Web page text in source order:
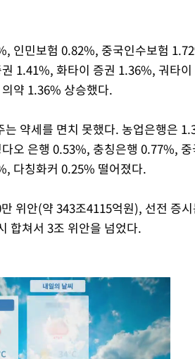
인민보험 0.82%, 중국인수보험
1.41%, 화타이 증권 1.36%, 궈타
약 1.36% 상승했다.
약세를 면치 못했다. 농업은행은
오 은행 0.53%, 충칭은행 0.77%,
다칭화커 0.25% 떨어졌다.
위안(약 343조4115억원), 선전 증
합쳐서 3조 위안을 넘었다.